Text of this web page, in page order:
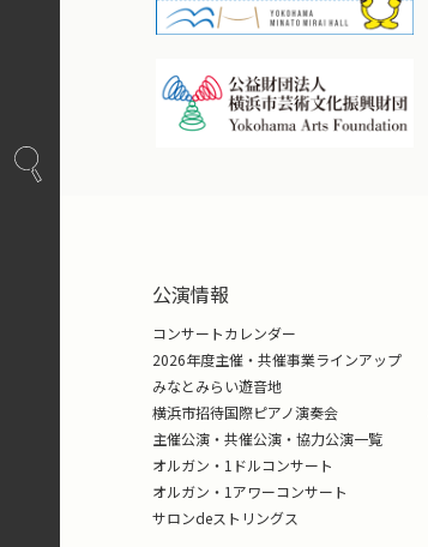
公演情報
コンサートカレンダー
2026年度主催・共催事業ラインアップ
みなとみらい遊音地
横浜市招待国際ピアノ演奏会
主催公演・共催公演・協力公演一覧
オルガン・1ドルコンサート
オルガン・1アワーコンサート
サロンdeストリングス